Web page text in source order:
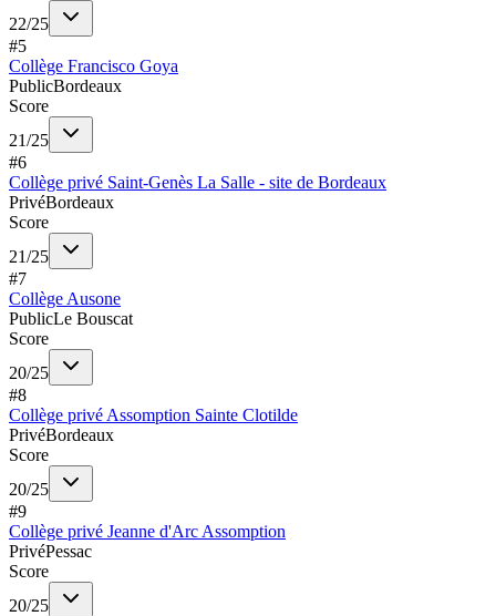
22/25
#5
Collège Francisco Goya
PublicBordeaux
Score
21/25
#6
Collège privé Saint-Genès La Salle - site de Bordeaux
PrivéBordeaux
Score
21/25
#7
Collège Ausone
PublicLe Bouscat
Score
20/25
#8
Collège privé Assomption Sainte Clotilde
PrivéBordeaux
Score
20/25
#9
Collège privé Jeanne d'Arc Assomption
PrivéPessac
Score
20/25